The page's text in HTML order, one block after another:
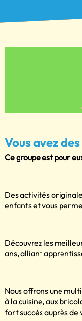
Vous avez
Ce groupe est pour
Des activités
enfants et vous
Découvrez les
ans, alliant
Nous offrons une
à la cuisine, aux
fort succès auprès de